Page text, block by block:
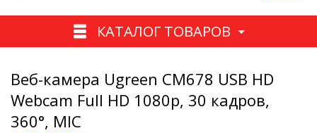
КАТАЛОГ ТОВАРОВ
Веб-камера Ugreen CM678 USB HD
Webcam Full HD 1080p, 30 кадров,
360°, MIC